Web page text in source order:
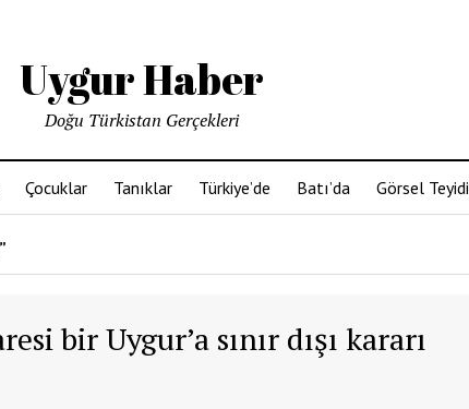
Uygur Haber
Doğu Türkistan Gerçekleri
Çocuklar Tanıklar Türkiye’de Batı’da Görsel Teyidi
bir Uygur’a sınır dışı kararı